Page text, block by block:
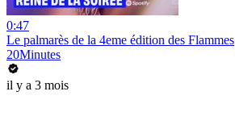
0:47
Le palmarès de la 4eme édition des Flammes
20Minutes
il y a 3 mois